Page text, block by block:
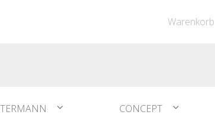
Warenkorb
CONCEPT